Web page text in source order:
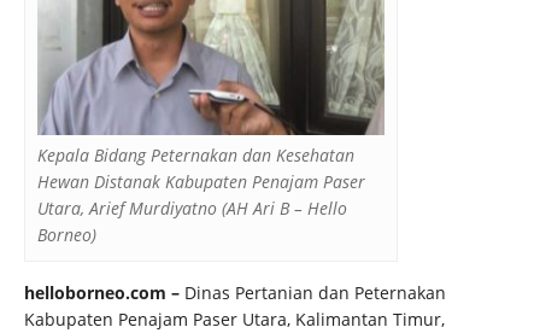
Kepala Bidang Peternakan dan Kesehatan
Hewan Distanak Kabupaten Penajam Paser
Utara, Arief Murdiyatno (AH Ari B – Hello
Borneo)
helloborneo.com – Dinas Pertanian dan Peternakan
Kabupaten Penajam Paser Utara, Kalimantan Timur,